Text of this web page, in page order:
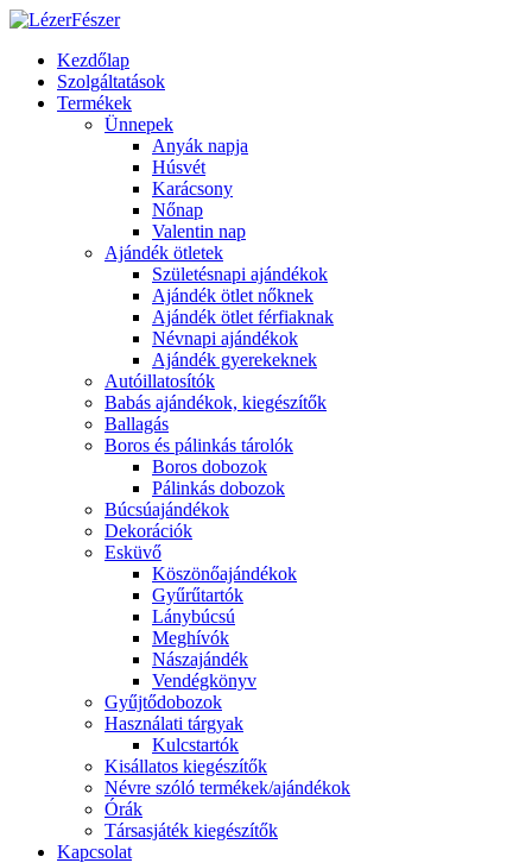
Kezdőlap
Szolgáltatások
Termékek
Ünnepek
Anyák napja
Húsvét
Karácsony
Nőnap
Valentin nap
Ajándék ötletek
Születésnapi ajándékok
Ajándék ötlet nőknek
Ajándék ötlet férfiaknak
Névnapi ajándékok
Ajándék gyerekeknek
Autóillatosítók
Babás ajándékok, kiegészítők
Ballagás
Boros és pálinkás tárolók
Boros dobozok
Pálinkás dobozok
Búcsúajándékok
Dekorációk
Esküvő
Köszönőajándékok
Gyűrűtartók
Lánybúcsú
Meghívók
Nászajándék
Vendégkönyv
Gyűjtődobozok
Használati tárgyak
Kulcstartók
Kisállatos kiegészítők
Névre szóló termékek/ajándékok
Órák
Társasjáték kiegészítők
Kapcsolat